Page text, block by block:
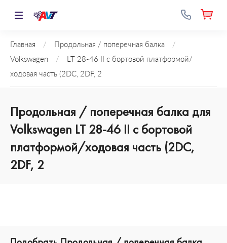
Главная / Продольная / поперечная балка
/
Volkswagen
/
LT 28-46 II c бортовой платформой/
ходовая часть (2DC, 2DF, 2
Продольная / поперечная балка для
Volkswagen LT 28-46 II c бортовой
платформой/ходовая часть (2DC,
2DF, 2